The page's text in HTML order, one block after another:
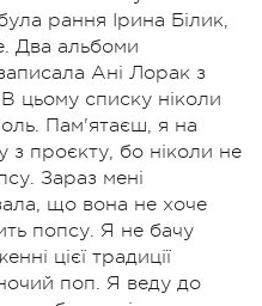
рання Ірина Білик,
Два альбоми
Ані Лорак з
цьому списку ніколи
Пам'ятаєш, я на
з проєкту, бо ніколи не
Зараз мені
що вона не хоче
попсу. Я не бачу
цієї традиції
поп. Я веду до